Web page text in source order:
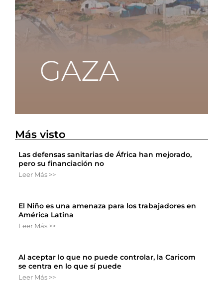
Más visto
Las defensas sanitarias de África han mejorado,
pero su financiación no
Leer Más >>
El Niño es una amenaza para los trabajadores en
América Latina
Leer Más >>
Al aceptar lo que no puede controlar, la Caricom
se centra en lo que sí puede
Leer Más >>